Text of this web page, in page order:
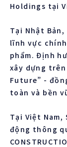
Holdings tại
Tại Nhật
lĩnh vực
phẩm. Định
xây dựng
Future” -
toàn và bền
Tại Việt
động thông